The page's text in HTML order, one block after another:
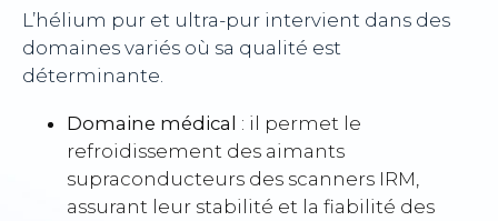
L’hélium pur et ultra-pur intervient dans des
domaines variés où sa qualité est
déterminante.
Domaine médical : il permet le
refroidissement des aimants
supraconducteurs des scanners IRM,
assurant leur stabilité et la fiabilité des